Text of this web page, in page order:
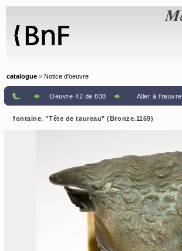
catalogue > Notice d'oeuvre
Oeuvre 42 de 838 Aller à l'œuvre
fontaine, "Tête de taureau" (Bronze.1169)